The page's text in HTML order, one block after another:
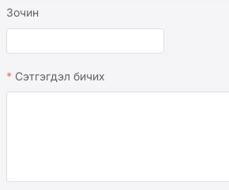
Зочин
Сэтгэгдэл бичих